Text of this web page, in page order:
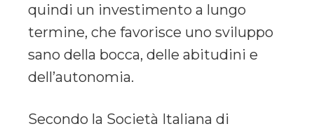
quindi un investimento a lungo
termine, che favorisce uno sviluppo
sano della bocca, delle abitudini e
dell’autonomia.
Secondo la Società Italiana di